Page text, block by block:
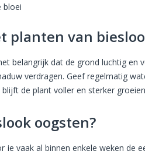
bloei
planten van
belangrijk dat de grond luchtig
verdragen. Geef regelmatig
de plant voller en sterker
oogsten?
je vaak al binnen enkele weken de